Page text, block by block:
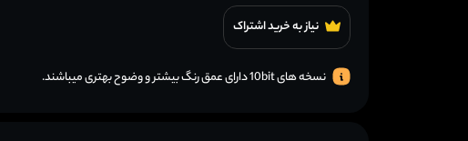
نیاز به خرید اشتراک
نسخه های 10bit دارای عمق رنگ بیشتر و وضوح بهتری میباشند.